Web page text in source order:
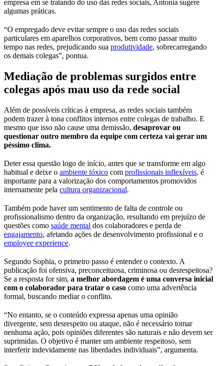
empresa em se tratando do uso das redes sociais, Antonia sugere
algumas práticas.
“O empregado deve evitar sempre o uso das redes sociais
particulares em aparelhos corporativos, bem como passar muito
tempo nas redes, prejudicando sua produtividade, sobrecarregando
os demais colegas”, pontua.
Mediação de problemas surgidos entre
colegas após mau uso da rede social
Além de possíveis críticas à empresa, as redes sociais também
podem trazer à tona conflitos internos entre colegas de trabalho. E
mesmo que isso não cause uma demissão, desaprovar ou
questionar outro membro da equipe com certeza vai gerar um
péssimo clima.
Deter essa questão logo de início, antes que se transforme em algo
habitual e deixe o ambiente tóxico com profissionais inflexíveis, é
importante para a valorização dos comportamentos promovidos
internamente pela cultura organizacional.
Também pode haver um sentimento de falta de controle ou
profissionalismo dentro da organização, resultando em prejuízo de
questões como saúde mental dos colaboradores e perda de
engajamento, afetando ações de desenvolvimento profissional e o
employee experience.
Segundo Sophia, o primeiro passo é entender o contexto. A
publicação foi ofensiva, preconceituosa, criminosa ou desrespeitosa?
Se a resposta for sim, a melhor abordagem é uma conversa inicial
com o colaborador para tratar o caso como uma advertência
formal, buscando mediar o conflito.
“No entanto, se o conteúdo expressa apenas uma opinião
divergente, sem desrespeito ou ataque, não é necessário tomar
nenhuma ação, pois opiniões diferentes são naturais e não devem ser
suprimidas. O objetivo é manter um ambiente respeitoso, sem
interferir indevidamente nas liberdades individuais”, argumenta.